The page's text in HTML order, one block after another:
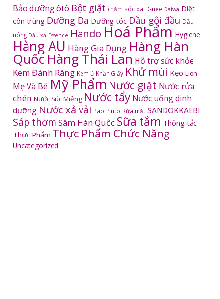
Bảo dưỡng ôtô Bột giặt chăm sóc da D-nee Daiwa Diệt
côn trùng Dưỡng Da Dưỡng tóc Dầu gội đầu Dầu
nóng Dầu xả Essence Hando Hoá Phẩm Hygiene
Hàng AU Hàng Gia Dụng Hàng Hàn
Quốc Hàng Thái Lan Hỗ trợ sức khỏe
Kem Đánh Răng Kem ủ Khăn Giấy Khử mùi Kẹo Lion
Mẹ Và Bé Mỹ Phẩm Nước giặt Nước rửa
chén Nước Súc Miệng Nước tẩy Nước uống dinh
dưỡng Nước xả vải Pao Pinto Rửa mặt SANDOKKAEBI
Sáp thơm Sâm Hàn Quốc Sữa tắm Thông tắc
Thực Phẩm Thực Phẩm Chức Năng
Uncategorized